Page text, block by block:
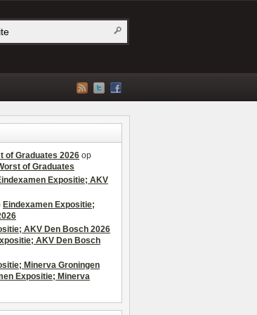
of Graduates 2026 op
of Graduates
Expositie; AKV
Eindexamen Expositie;
AKV Den Bosch 2026
AKV Den Bosch
Minerva Groningen
Expositie; Minerva